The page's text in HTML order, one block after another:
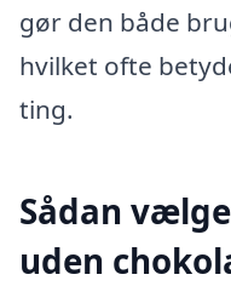
gør den både
hvilket ofte
ting.
Sådan
uden